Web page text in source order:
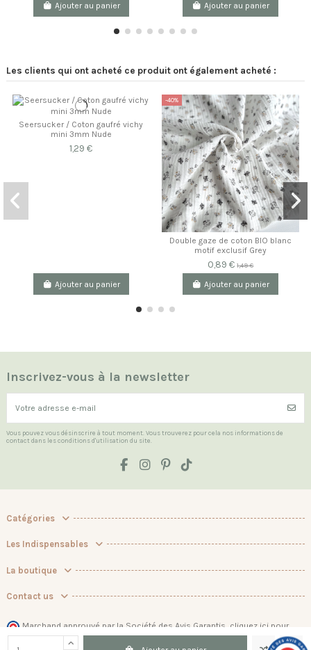
Ajouter au panier Ajouter au panier
Les clients qui ont acheté ce produit ont également acheté :
Seersucker / Coton gaufré vichy
mini 3mm Nude
1,29 €
Ajouter au panier
-40%
Double gaze de coton BIO blanc
motif exclusif Grey
0,89 €1,49 €
Ajouter au panier
Inscrivez-vous à la newsletter
Vous pouvez vous désinscrire à tout moment. Vous trouverez pour cela nos informations de
contact dans les conditions d'utilisation du site.
Catégories
Les Indispensables
La boutique
Contact us
Marchand approuvé par la Société des Avis Garantis, cliquez ici pour
vérifier.